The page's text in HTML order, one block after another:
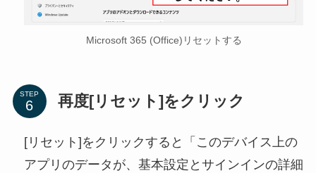
Microsoft 365 (Office)リセットする
STEP 再度[リセット]をクリック
[リセット]をクリックすると「このデバイス上の
アプリのデータが、基本設定とサインインの詳細